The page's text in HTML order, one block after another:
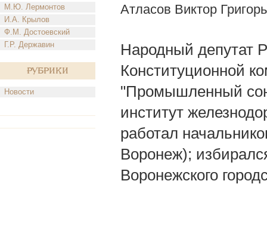
М.Ю. Лермонтов
И.А. Крылов
Ф.М. Достоевский
Г.Р. Державин
Рубрики
Новости
Атласов Виктор
Народный депутат
Конституционной
"Промышленный
институт
работал
Воронеж);
Воронежского